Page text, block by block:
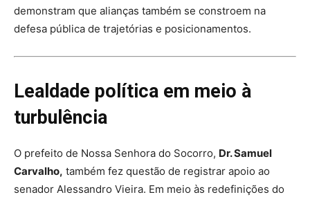
demonstram que alianças também se constroem na
defesa pública de trajetórias e posicionamentos.
Lealdade política em meio à
turbulência
O prefeito de Nossa Senhora do Socorro, Dr. Samuel
Carvalho, também fez questão de registrar apoio ao
senador Alessandro Vieira. Em meio às redefinições do